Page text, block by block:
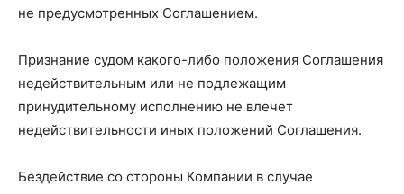
не предусмотренных Соглашением.
Признание судом какого-либо положения Соглашения
недействительным или не подлежащим
принудительному исполнению не влечет
недействительности иных положений Соглашения.
Бездействие со стороны Компании в случае